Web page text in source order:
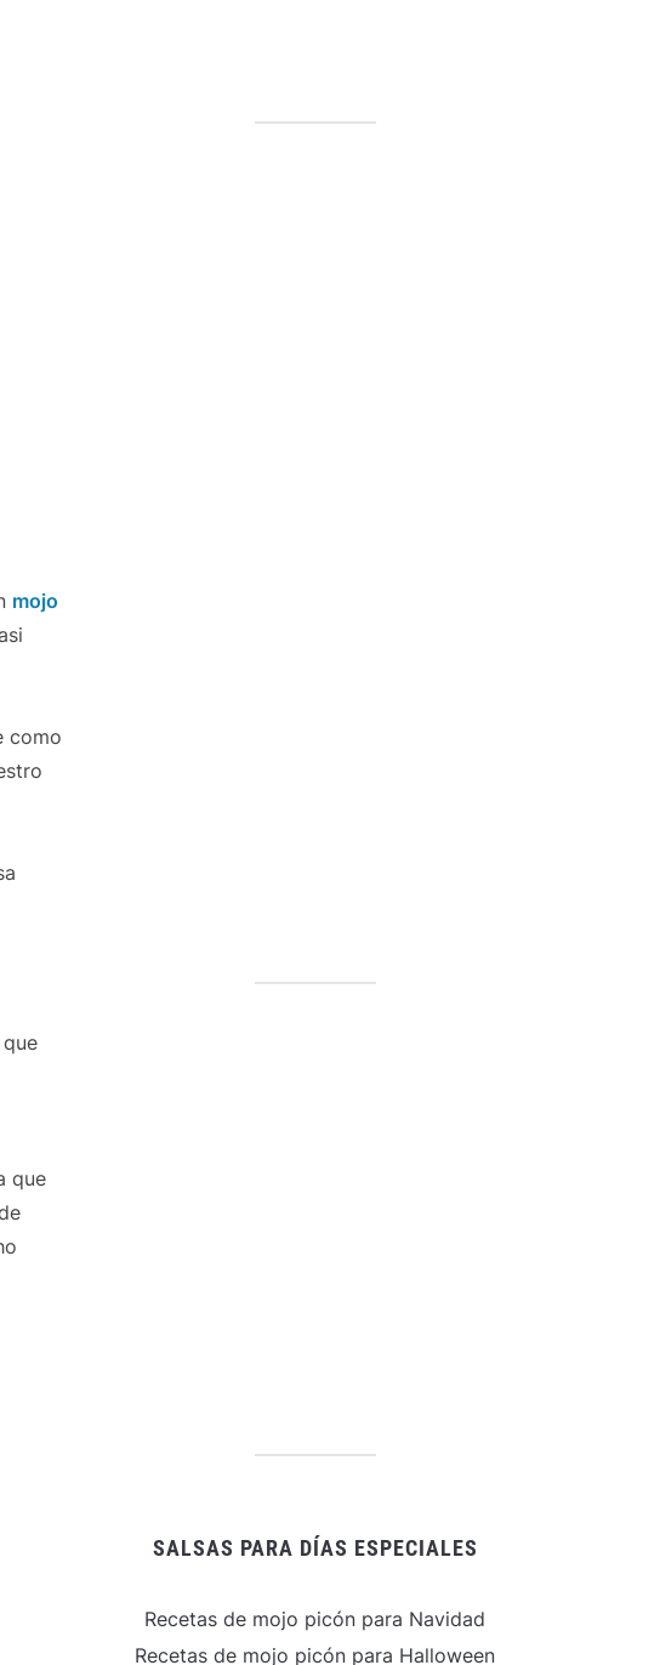
mojo
como
que
SALSAS PARA DÍAS ESPECIALES
Recetas de mojo picón para Navidad
Recetas de mojo picón para Halloween